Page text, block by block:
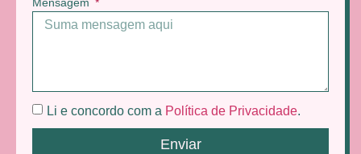
Mensagem
Li e concordo com a Política de Privacidade.
Enviar